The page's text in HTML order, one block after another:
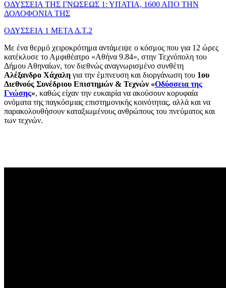
ΟΔΥΣΣΕΙΑ ΤΗΣ ΓΝΩΣΕΩΣ 1: ΥΠΑΤΙΑ, 1600 ΑΠΟ ΤΗΝ
ΔΟΛΟΦΟΝΙΑ ΤΗΣ
ΟΔΥΣΣΕΙΑ 1 ΜΕΤΑ Δ.Τ.2
Με ένα θερμό χειροκρότημα αντάμειψε ο κόσμος που για 12 ώρες
κατέκλυσε το Αμφιθέατρο «Αθήνα 9.84», στην Τεχνόπολη του
Δήμου Αθηναίων, τον διεθνώς αναγνωρισμένο συνθέτη
Αλέξανδρο Χάχαλη για την έμπνευση και διοργάνωση του 1ου
Διεθνούς Συνέδριου Επιστημών & Τεχνών «Οδύσσεια της
Γνώσης», καθώς είχαν την ευκαιρία να ακούσουν κορυφαία
ονόματα της παγκόσμιας επιστημονικής κοινότητας, αλλά και να
παρακολουθήσουν καταξιωμένους ανθρώπους του πνεύματος και
των τεχνών.